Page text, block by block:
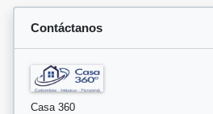
Contáctanos
Casa 360